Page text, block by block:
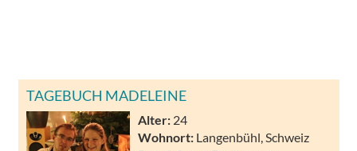
TAGEBUCH MADELEINE
Alter: 24
Wohnort: Langenbühl, Schweiz